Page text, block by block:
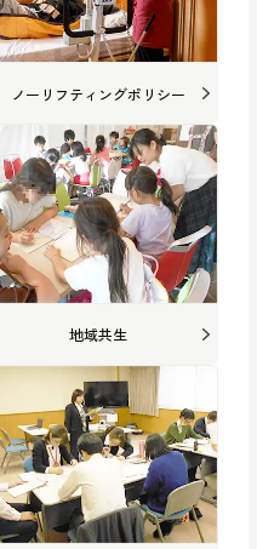
ノーリフティングポリシー
地域共生